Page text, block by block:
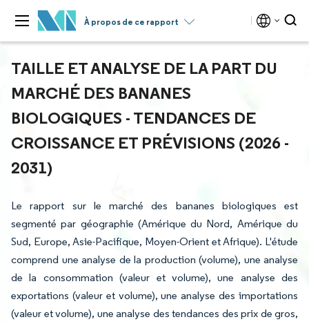
À propos de ce rapport
TAILLE ET ANALYSE DE LA PART DU
MARCHÉ DES BANANES
BIOLOGIQUES - TENDANCES DE
CROISSANCE ET PRÉVISIONS (2026 -
2031)
Le rapport sur le marché des bananes biologiques est
segmenté par géographie (Amérique du Nord, Amérique du
Sud, Europe, Asie-Pacifique, Moyen-Orient et Afrique). L'étude
comprend une analyse de la production (volume), une analyse
de la consommation (valeur et volume), une analyse des
exportations (valeur et volume), une analyse des importations
(valeur et volume), une analyse des tendances des prix de gros,